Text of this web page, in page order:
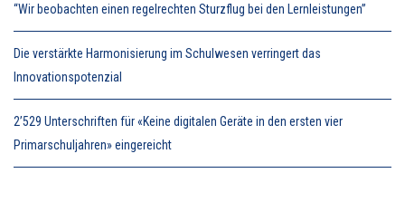
“Wir beobachten einen regelrechten Sturzflug bei den Lernleistungen”
Die verstärkte Harmonisierung im Schulwesen verringert das
Innovationspotenzial
2’529 Unterschriften für «Keine digitalen Geräte in den ersten vier
Primarschuljahren» eingereicht